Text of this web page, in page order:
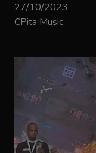
27/10/2023
CPita Music